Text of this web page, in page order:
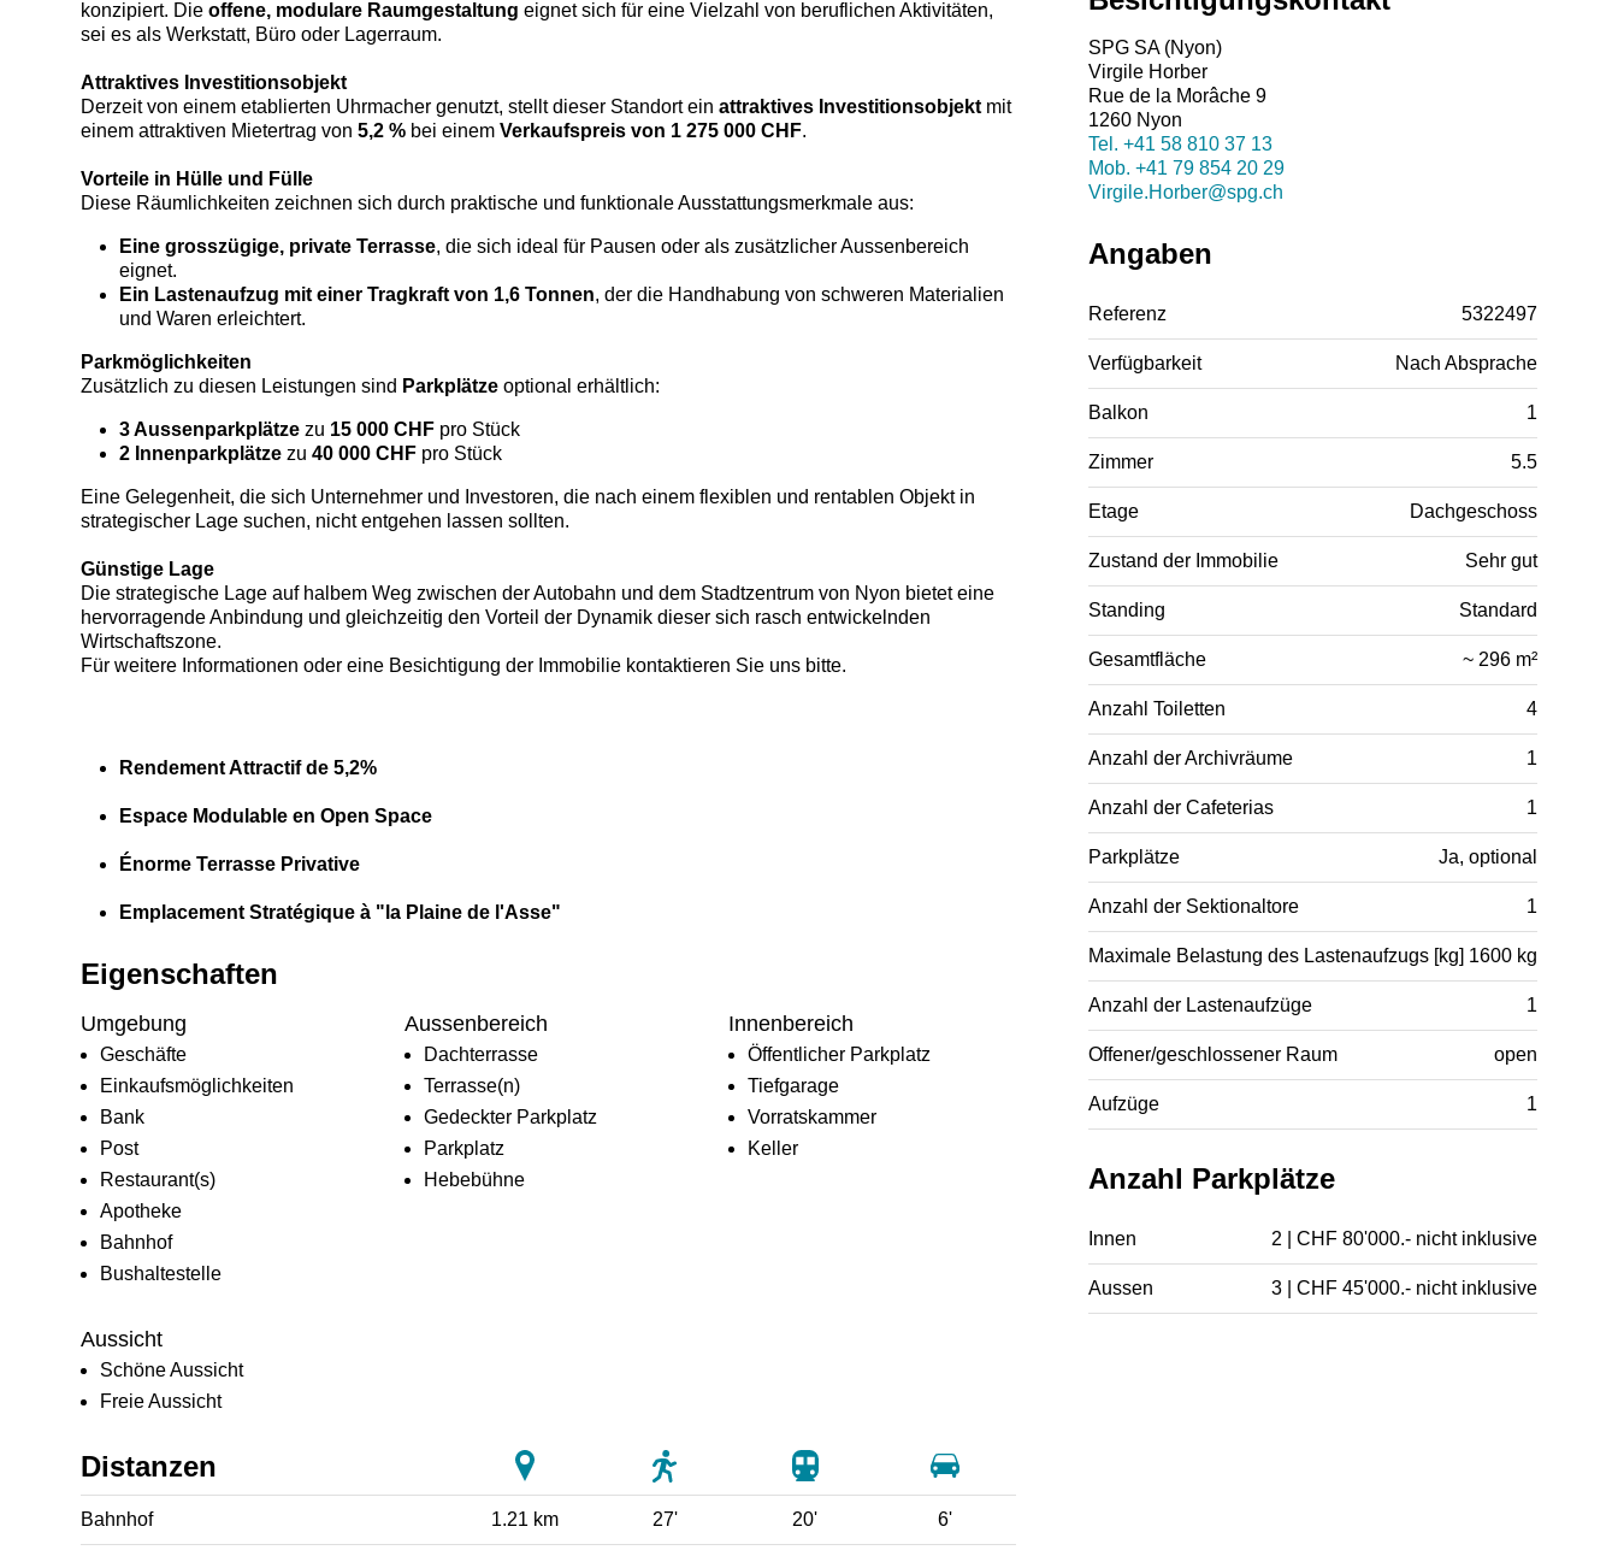
konzipiert. Dieoffene, modulare Raumgestaltung eignet sich für eine Vielzahl von beruflichen Aktivitäten,
sei es als Werkstatt, Büro oder Lagerraum.
Attraktives Investitionsobjekt
Derzeit von einem etablierten Uhrmacher genutzt, stellt dieser Standort einattraktives Investitionsobjekt mit
einem attraktiven Mietertrag von5,2 % bei einemVerkaufspreis von 1 275 000 CHF.
Vorteile in Hülle und Fülle
Diese Räumlichkeiten zeichnen sich durch praktische und funktionale Ausstattungsmerkmale aus:
Eine grosszügige, private Terrasse, die sich ideal für Pausen oder als zusätzlicher Aussenbereich
eignet.
Ein Lastenaufzug mit einer Tragkraft von 1,6 Tonnen, der die Handhabung von schweren Materialien
und Waren erleichtert.
Parkmöglichkeiten
Zusätzlich zu diesen Leistungen sind Parkplätze optional erhältlich:
3 Aussenparkplätze zu 15 000 CHF pro Stück
2 Innenparkplätze zu40 000 CHF pro Stück
Eine Gelegenheit, die sich Unternehmer und Investoren, die nach einem flexiblen und rentablen Objekt in
strategischer Lage suchen, nicht entgehen lassen sollten.
Günstige Lage
Die strategische Lage auf halbem Weg zwischen der Autobahn und dem Stadtzentrum von Nyon bietet eine
hervorragende Anbindung und gleichzeitig den Vorteil der Dynamik dieser sich rasch entwickelnden
Wirtschaftszone.
Für weitere Informationen oder eine Besichtigung der Immobilie kontaktieren Sie uns bitte.
Rendement Attractif de 5,2%
Espace Modulable en Open Space
Énorme Terrasse Privative
Emplacement Stratégique à "la Plaine de l'Asse"
Eigenschaften
Umgebung
Geschäfte
Einkaufsmöglichkeiten
Bank
Post
Restaurant(s)
Apotheke
Bahnhof
Bushaltestelle
Aussenbereich
Dachterrasse
Terrasse(n)
Gedeckter Parkplatz
Parkplatz
Hebebühne
Innenbereich
Öffentlicher Parkplatz
Tiefgarage
Vorratskammer
Keller
Aussicht
Schöne Aussicht
Freie Aussicht
Distanzen
Bahnhof 1.21 km 27' 20' 6'
SPG SA (Nyon)
Virgile Horber
Rue de la Morâche 9
1260 Nyon
Tel. +41 58 810 37 13
Mob. +41 79 854 20 29
Virgile.Horber@spg.ch
Angaben
Referenz 5322497
Verfügbarkeit Nach Absprache
Balkon 1
Zimmer 5.5
Etage Dachgeschoss
Zustand der Immobilie Sehr gut
Standing Standard
Gesamtfläche ~ 296 m²
Anzahl Toiletten 4
Anzahl der Archivräume 1
Anzahl der Cafeterias 1
Parkplätze Ja, optional
Anzahl der Sektionaltore 1
Maximale Belastung des Lastenaufzugs [kg] 1600 kg
Anzahl der Lastenaufzüge 1
Offener/geschlossener Raum open
Aufzüge 1
Anzahl Parkplätze
Innen 2 | CHF 80'000.- nicht inklusive
Aussen 3 | CHF 45'000.- nicht inklusive